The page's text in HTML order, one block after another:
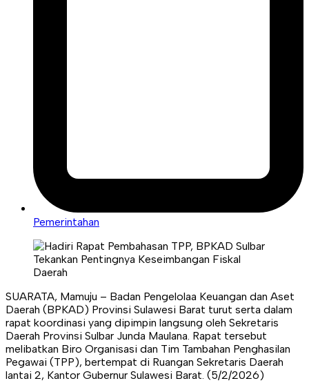
Pemerintahan
SUARATA, Mamuju – Badan Pengelolaa Keuangan dan Aset
Daerah (BPKAD) Provinsi Sulawesi Barat turut serta dalam
rapat koordinasi yang dipimpin langsung oleh Sekretaris
Daerah Provinsi Sulbar Junda Maulana. Rapat tersebut
melibatkan Biro Organisasi dan Tim Tambahan Penghasilan
Pegawai (TPP), bertempat di Ruangan Sekretaris Daerah
lantai 2, Kantor Gubernur Sulawesi Barat. (5/2/2026)